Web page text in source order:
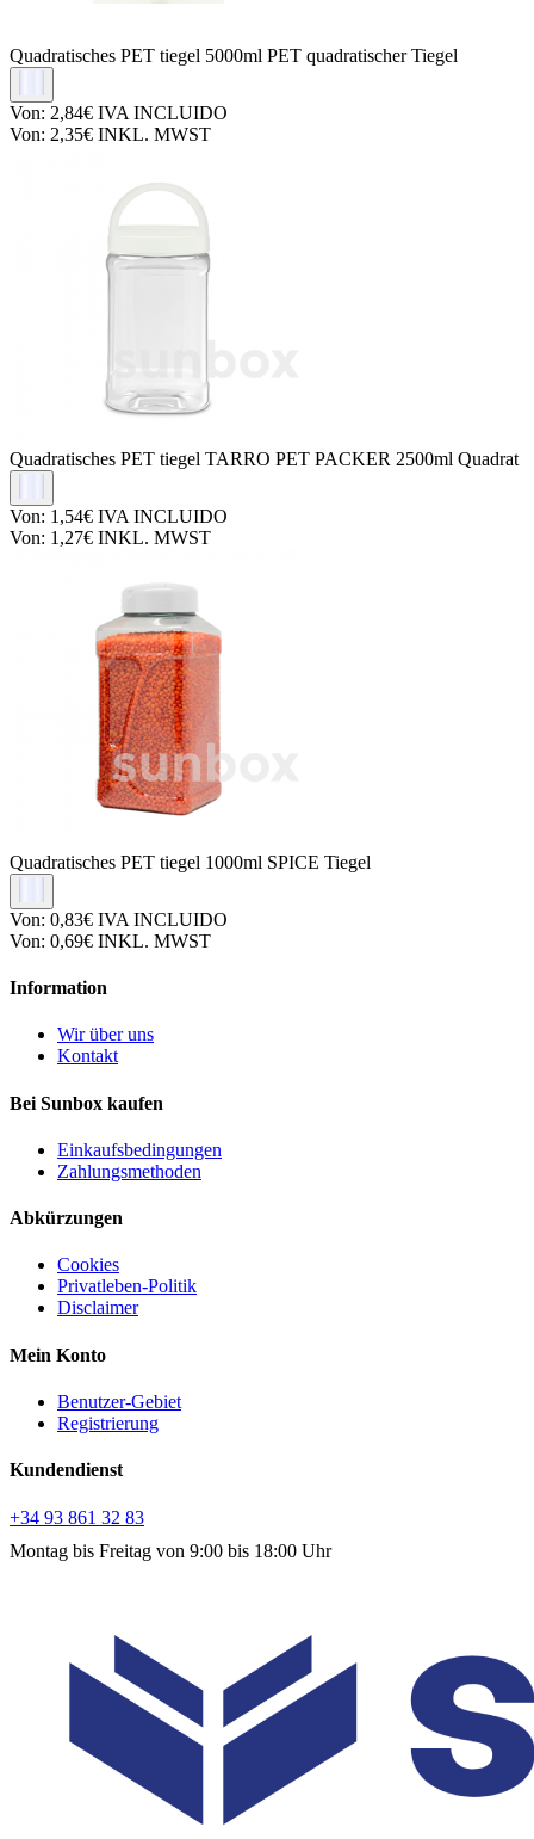
Quadratisches PET tiegel 5000ml PET quadratischer Tiegel
Von: 2,84€ IVA INCLUIDO
Von: 2,35€ INKL. MWST
Quadratisches PET tiegel TARRO PET PACKER 2500ml Quadrat
Von: 1,54€ IVA INCLUIDO
Von: 1,27€ INKL. MWST
Quadratisches PET tiegel 1000ml SPICE Tiegel
Von: 0,83€ IVA INCLUIDO
Von: 0,69€ INKL. MWST
Information
Wir über uns
Kontakt
Bei Sunbox kaufen
Einkaufsbedingungen
Zahlungsmethoden
Abkürzungen
Cookies
Privatleben-Politik
Disclaimer
Mein Konto
Benutzer-Gebiet
Registrierung
Kundendienst
+34 93 861 32 83
Montag bis Freitag von 9:00 bis 18:00 Uhr